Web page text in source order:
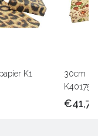
K1
30cm
€41,75